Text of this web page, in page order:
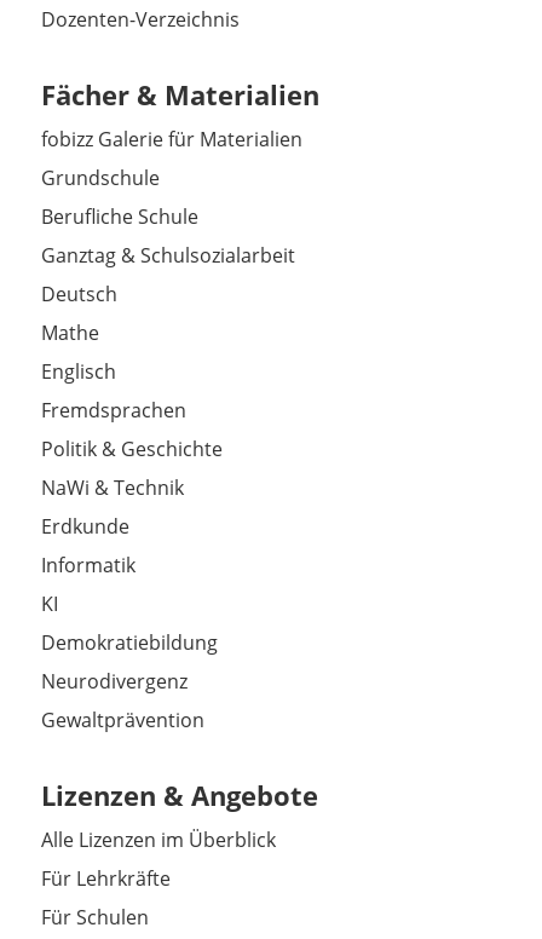
Dozenten-Verzeichnis
Fächer & Materialien
fobizz Galerie für Materialien
Grundschule
Berufliche Schule
Ganztag & Schulsozialarbeit
Deutsch
Mathe
Englisch
Fremdsprachen
Politik & Geschichte
NaWi & Technik
Erdkunde
Informatik
KI
Demokratiebildung
Neurodivergenz
Gewaltprävention
Lizenzen & Angebote
Alle Lizenzen im Überblick
Für Lehrkräfte
Für Schulen